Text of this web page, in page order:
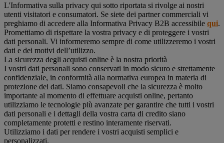
L'Informativa sulla privacy qui sotto riportata si rivolge ai nostri
utenti visitatori e consumatori. Se siete dei partner commerciali vi
preghiamo di accedere alla Informativa Privacy B2B accessibile qui.
Promettiamo di rispettare la vostra privacy e di proteggere i vostri
dati personali. Vi informeremo sempre di come utilizzeremo i vostri
dati e dei motivi dell’utilizzo.
La sicurezza degli acquisti online è la nostra priorità
I vostri dati personali sono conservati in modo sicuro e strettamente
confidenziale, in conformità alla normativa europea in materia di
protezione dei dati. Siamo consapevoli che la sicurezza è molto
importante al momento di effettuare acquisti online, pertanto
utilizziamo le tecnologie più avanzate per garantire che tutti i vostri
dati personali e i dettagli della vostra carta di credito siano
completamente protetti e restino interamente riservati.
Utilizziamo i dati per rendere i vostri acquisti semplici e
personalizzati.